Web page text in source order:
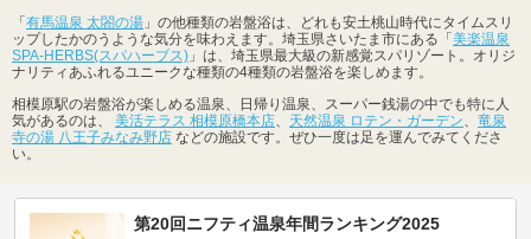
「 有馬温泉 太閤の湯 」の他種類の岩盤浴は、どれも安土桃山時代にタイムスリ
ップしたかのうような気分を味わえます。埼玉県さいたま市にある「 美楽温泉
SPA-HERBS(スパハーブス) 」は、埼玉県最大級の新感覚スパリゾート。オリジ
ナリティあふれるユニークな種類の4種類の岩盤浴を楽しめます。
相模原駅の岩盤浴が楽しめる温泉、日帰り温泉、スーパー銭湯の中でも特に人
気があるのは、 美活テラス 相模原橋本店、 天然温泉 ロテン・ガーデン、 竜泉
寺の湯 八王子みなみ野店 などの施設です。ぜひ一度は足を運んでみてくださ
い。
第20回ニフティ温泉年間ランキング2025